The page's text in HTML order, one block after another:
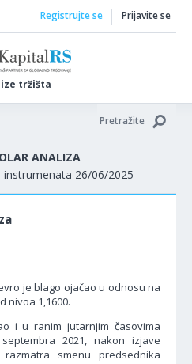
tržišta
Registrujte se Prijavite se
Pretražite
ANALIZA
instrumenata 26/06/2025
je blago ojačao u odnosu na
nivoa 1,1600.
i u ranim jutarnjim časovima
2021, nakon izjave
smenu predsednika